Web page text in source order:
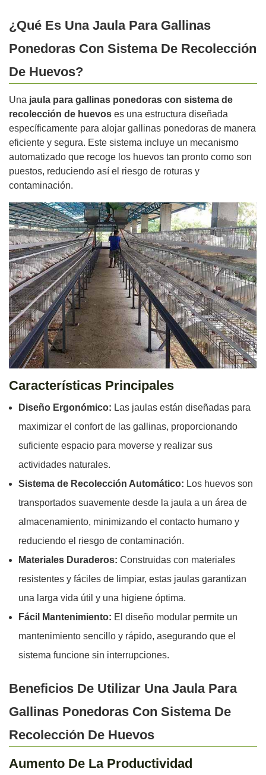
¿Qué Es Una Jaula Para Gallinas
Ponedoras Con Sistema De Recolección
De Huevos?
Una jaula para gallinas ponedoras con sistema de
recolección de huevos es una estructura diseñada
específicamente para alojar gallinas ponedoras de manera
eficiente y segura. Este sistema incluye un mecanismo
automatizado que recoge los huevos tan pronto como son
puestos, reduciendo así el riesgo de roturas y
contaminación.
Características Principales
Diseño Ergonómico: Las jaulas están diseñadas para
maximizar el confort de las gallinas, proporcionando
suficiente espacio para moverse y realizar sus
actividades naturales.
Sistema de Recolección Automático: Los huevos son
transportados suavemente desde la jaula a un área de
almacenamiento, minimizando el contacto humano y
reduciendo el riesgo de contaminación.
Materiales Duraderos: Construidas con materiales
resistentes y fáciles de limpiar, estas jaulas garantizan
una larga vida útil y una higiene óptima.
Fácil Mantenimiento: El diseño modular permite un
mantenimiento sencillo y rápido, asegurando que el
sistema funcione sin interrupciones.
Beneficios De Utilizar Una Jaula Para
Gallinas Ponedoras Con Sistema De
Recolección De Huevos
Aumento De La Productividad